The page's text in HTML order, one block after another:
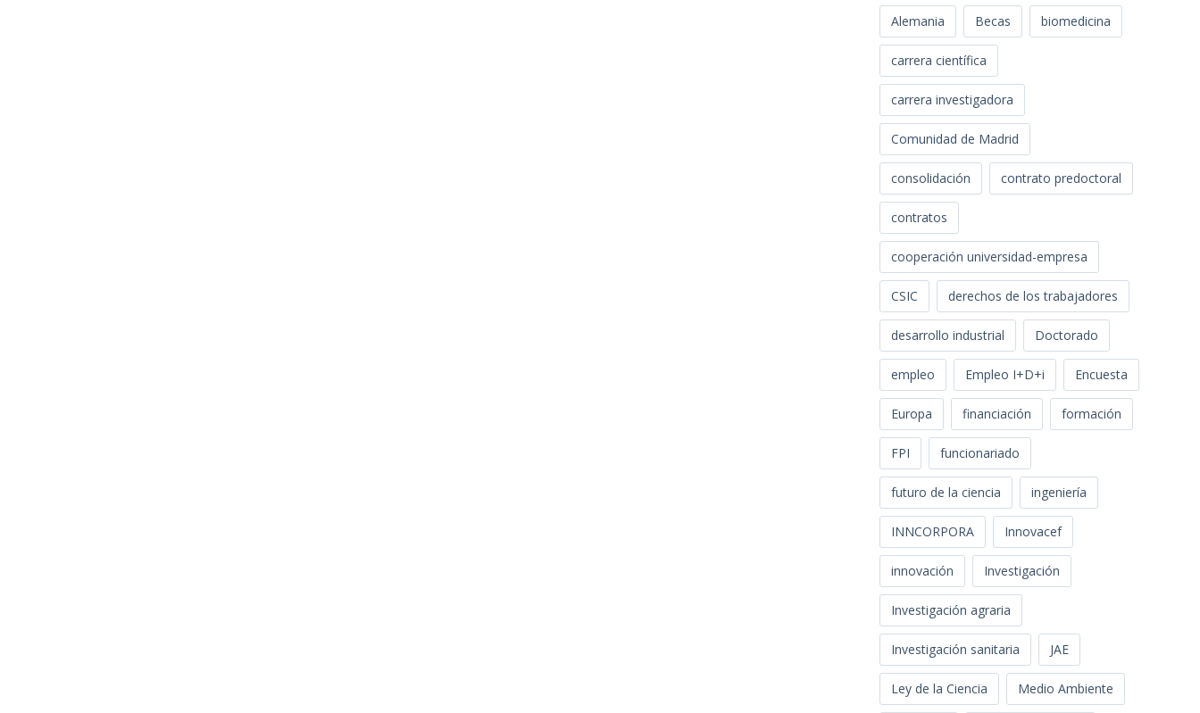
Alemania Becas biomedicina
carrera científica
carrera investigadora
Comunidad de Madrid
consolidación contrato predoctoral
contratos
cooperación universidad-empresa
CSIC derechos de los trabajadores
desarrollo industrial Doctorado
empleo Empleo I+D+i Encuesta
Europa financiación formación
FPI funcionariado
futuro de la ciencia ingeniería
INNCORPORA Innovacef
innovación Investigación
Investigación agraria
Investigación sanitaria JAE
Ley de la Ciencia Medio Ambiente